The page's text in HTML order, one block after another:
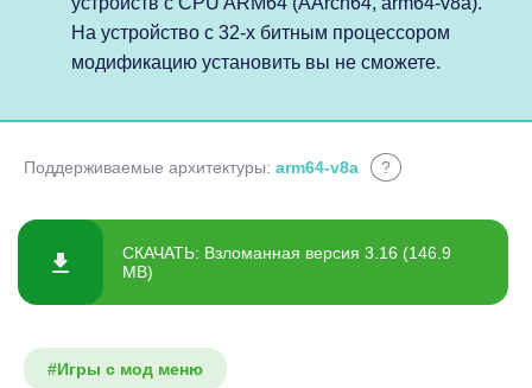
На устройство с 32-х битным процессором
модификацию установить вы не сможете.
Поддерживаемые архитектуры: arm64-v8a ?
СКАЧАТЬ: Взломанная версия 3.16 (146.9
MB)
#Игры с мод меню